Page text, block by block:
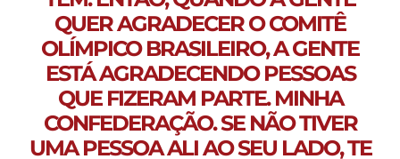
QUER AGRADECER O COMITÊ
OLÍMPICO BRASILEIRO, A GENTE
ESTÁ AGRADECENDO PESSOAS
QUE FIZERAM PARTE. MINHA
CONFEDERAÇÃO. SE NÃO TIVER
UMA PESSOA ALI AO SEU LADO, TE